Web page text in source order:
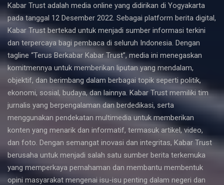
Kabar Trust adalah media online yang didirikan di Yogyakarta
pada tanggal 12 Desember 2022. Sebagai platform berita digital,
Kabar Trust bertekad untuk menjadi sumber informasi terkini
dan terpercaya bagi pembaca di seluruh Indonesia. Dengan
tagline “Terus Berkabar Kabar Trust”, media ini menegaskan
komitmennya untuk memberikan liputan yang mendalam,
objektif, dan berimbang dalam berbagai topik seperti politik,
ekonomi, sosial, budaya, dan lainnya. Kabar Trust memiliki tim
jurnalis yang berpengalaman dan berdedikasi, serta
menggunakan pendekatan multimedia untuk memberikan
konten yang menarik dan informatif, termasuk artikel, video,
dan foto. Dengan semangat inovasi dan integritas, Kabar Trust
berusaha untuk menjadi salah satu sumber berita terkemuka
yang memperkaya pemahaman dan membantu membentuk
opini masyarakat mengenai isu-isu penting dalam negeri dan